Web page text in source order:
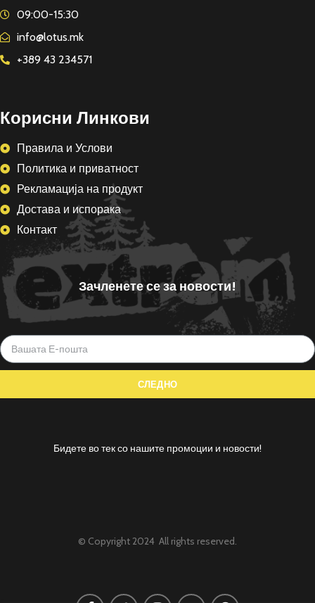
09:00-15:30
info@lotus.mk
+389 43 234571
Корисни Линкови
Правила и Услови
Политика и приватност
Рекламација на продукт
Достава и испорака
Контакт
Зачленете се за новости!
Бидете во тек со нашите промоции и новости!
© Copyright 2024 All rights reserved.